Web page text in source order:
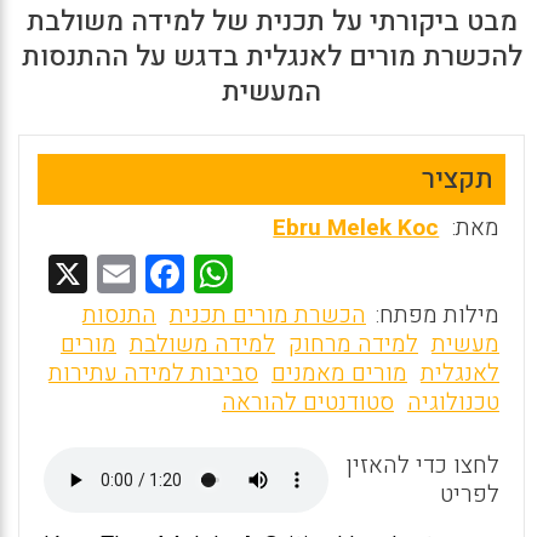
מבט ביקורתי על תכנית של למידה משולבת
להכשרת מורים לאנגלית בדגש על ההתנסות
המעשית
תקציר
מאת: Ebru Melek Koc
W
h
at
s
p
F
a
ce
b
o
k
E
m
ai
l
מילות מפתח: הכשרת מורים תכנית התנסות
מעשית למידה מרחוק למידה משולבת מורים
לאנגלית מורים מאמנים סביבות למידה עתירות
טכנולוגיה סטודנטים להוראה
לחצו כדי להאזין
לפריט